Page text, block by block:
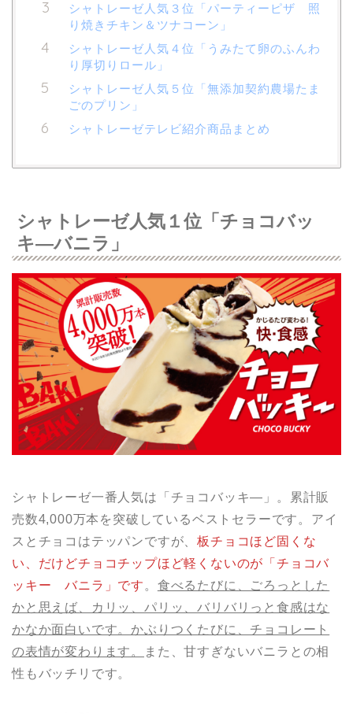
シャトレーゼ人気３位「パーティーピザ 照
り焼きチキン＆ツナコーン」
シャトレーゼ人気４位「うみたて卵のふんわ
り厚切りロール」
シャトレーゼ人気５位「無添加契約農場たま
ごのプリン」
シャトレーゼテレビ紹介商品まとめ
シャトレーゼ人気１位「チョコバッ
キ―バニラ」
シャトレーゼ一番人気は「チョコバッキ―」。累計販
売数4,000万本を突破しているベストセラーです。アイ
スとチョコはテッパンですが、板チョコほど固くな
い、だけどチョコチップほど軽くないのが「チョコバ
ッキー バニラ」です 。 食べるたびに、ごろっとした
かと思えば、カリッ、パリッ、バリバリっと食感はな
かなか面白いです。かぶりつくたびに、チョコレート
の表情が変わります。
また、甘すぎないバニラとの相
性もバッチリです。